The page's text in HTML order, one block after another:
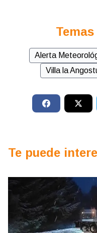
Alerta
Villa la
Te puede